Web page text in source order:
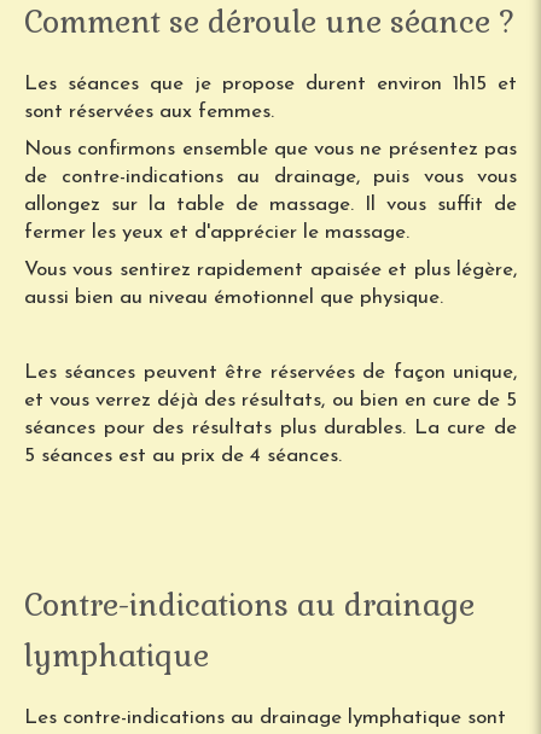
Comment se déroule une séance ?
Les séances que je propose durent environ 1h15 et
sont réservées aux femmes.
Nous confirmons ensemble que vous ne présentez pas
de contre-indications au drainage, puis vous vous
allongez sur la table de massage. Il vous suffit de
fermer les yeux et d'apprécier le massage.
Vous vous sentirez rapidement apaisée et plus légère,
aussi bien au niveau émotionnel que physique.
Les séances peuvent être réservées de façon unique,
et vous verrez déjà des résultats, ou bien en cure de 5
séances pour des résultats plus durables. La cure de
5 séances est au prix de 4 séances.
Contre-indications au drainage
lymphatique
Les contre-indications au drainage lymphatique sont